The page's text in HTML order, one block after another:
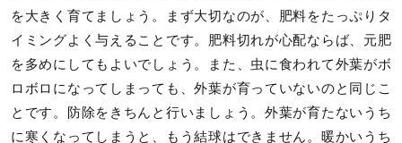
を大きく育てましょう。まず大切なのが、肥料をたっぷりタ
イミングよく与えることです。肥料切れが心配ならば、元肥
を多めにしてもよいでしょう。また、虫に食われて外葉がボ
ロボロになってしまっても、外葉が育っていないのと同じこ
とです。防除をきちんと行いましょう。外葉が育たないうち
に寒くなってしまうと、もう結球はできません。暖かいうち